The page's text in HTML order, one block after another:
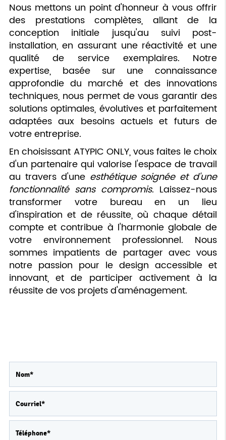
Nous mettons un point d'honneur à vous offrir
des prestations complètes, allant de la
conception initiale jusqu'au suivi post-
installation, en assurant une réactivité et une
qualité de service exemplaires. Notre
expertise, basée sur une connaissance
approfondie du marché et des innovations
techniques, nous permet de vous garantir des
solutions optimales, évolutives et parfaitement
adaptées aux besoins actuels et futurs de
votre entreprise.
En choisissant ATYPIC ONLY, vous faites le choix
d'un partenaire qui valorise l'espace de travail
au travers d'une esthétique soignée et d'une
fonctionnalité sans compromis. Laissez-nous
transformer votre bureau en un lieu
d'inspiration et de réussite, où chaque détail
compte et contribue à l'harmonie globale de
votre environnement professionnel. Nous
sommes impatients de partager avec vous
notre passion pour le design accessible et
innovant, et de participer activement à la
réussite de vos projets d'aménagement.